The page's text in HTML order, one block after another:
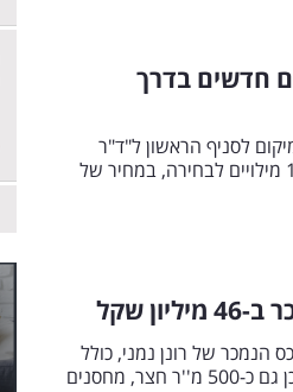
בישראל: 200 סניפים חדשים בדרך
לסניף הראשון ל"ד"ר
בייגל", רשת דוכנים בקניונים שתמכור בייגל מארה"ב עם 16 מילויים לבחירה, במחיר של
שקל
הנמכר של רונן נמני, כולל
בין היתר גם את שתי הקומות בשטח של כ-1500 מ''ר וכמו כן גם כ-500 מ''ר חצר, מחסנים